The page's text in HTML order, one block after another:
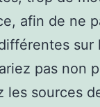
afin de ne
sur
pas non
les sources